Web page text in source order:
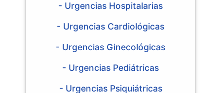
- Urgencias Hospitalarias
- Urgencias Cardiológicas
- Urgencias Ginecológicas
- Urgencias Pediátricas
- Urgencias Psiquiátricas